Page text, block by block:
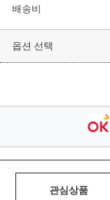
배송비
옵션 선택
관심상품